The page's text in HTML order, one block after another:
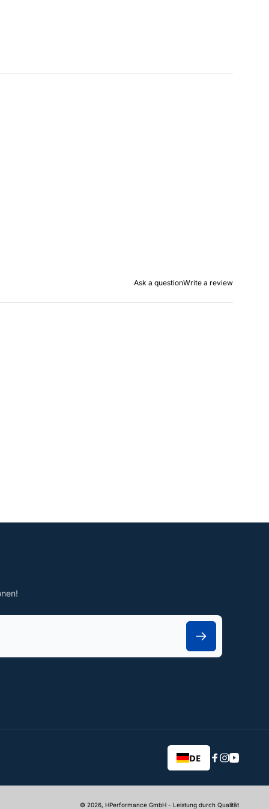
Ask a questionWrite a review
DE
Facebook
Instagram
© 2026, HPerformance GmbH - Leistung durch Qualität